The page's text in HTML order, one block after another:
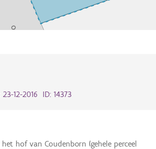
23-12-2016 ID: 14373
hof van Coudenborn (gehele perceel